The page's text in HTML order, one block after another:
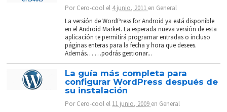
PorCero-cool el 4 junio, 2011 en General
La versión de WordPress for Android ya está disponible
en el Android Market. La esperada nueva versión de esta
aplicación te permitirá programar entradas o incluso
páginas enteras para la fecha y hora que desees.
Además… …podrás gestionar...
La guía más completa para
configurar WordPress después de
su instalación
PorCero-cool el 11 junio, 2009 en General